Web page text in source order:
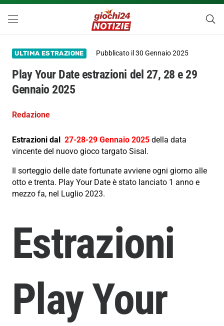
ULTIMA ESTRAZIONE Pubblicato il30 Gennaio 2025
Play Your Date estrazioni del 27, 28 e 29
Gennaio 2025
Redazione
Estrazioni dal 27-28-29 Gennaio 2025 della data
vincente del nuovo gioco targato Sisal.
Il sorteggio delle date fortunate avviene ogni giorno alle
otto e trenta. Play Your Date è stato lanciato 1 anno e
mezzo fa, nel Luglio 2023.
Estrazioni
Play Your